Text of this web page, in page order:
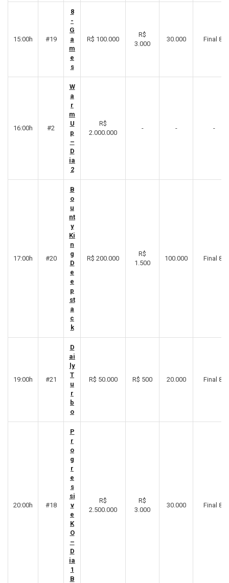
15:00h #19
8
-
G
a
m
e
s
R$ 100.000
R$
3.000
30.000 Final 8º
16:00h #2
W
a
r
m
U
p
–
D
ia
2
R$
2.000.000
- - -
17:00h #20
B
o
u
nt
y
Ki
n
g
D
e
e
p
st
a
c
k
R$ 200.000
R$
1.500
100.000 Final 8º
19:00h #21
D
ai
ly
T
u
r
b
o
R$ 50.000 R$ 500 20.000 Final 8º
20:00h #18
P
r
o
g
r
e
s
si
v
e
K
O
–
D
ia
1
B
R$
2.500.000
R$
3.000
30.000 Final 8º